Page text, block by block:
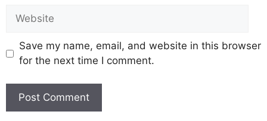
Save my name, email, and website in this browser
for the next time I comment.